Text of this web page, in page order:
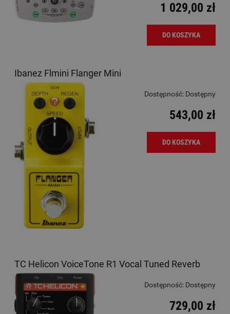
1 029,00 zł
DO KOSZYKA
Ibanez Flmini Flanger Mini
Dostępność: Dostępny
543,00 zł
DO KOSZYKA
TC Helicon VoiceTone R1 Vocal Tuned Reverb
Dostępność: Dostępny
729,00 zł